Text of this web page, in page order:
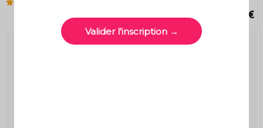
139,99 €
NOUVEAU